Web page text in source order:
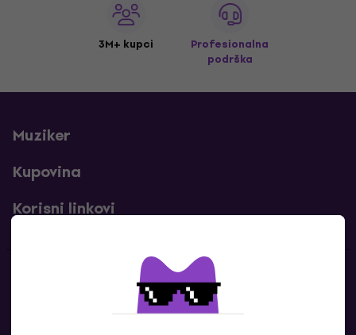
3M+ kupci
Profesionalna
podrška
Muziker
Kupovina
Korisni linkovi
Kontakti
Kontaktiraj nas